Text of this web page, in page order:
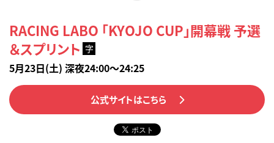
RACING LABO 「KYOJO CUP」開幕戦 予選
＆スプリント 字
5月23日(土) 深夜24:00～24:25
公式サイトはこちら